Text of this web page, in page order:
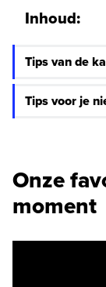
Inhoud:
Tips van de
Tips voor je
Onze
moment